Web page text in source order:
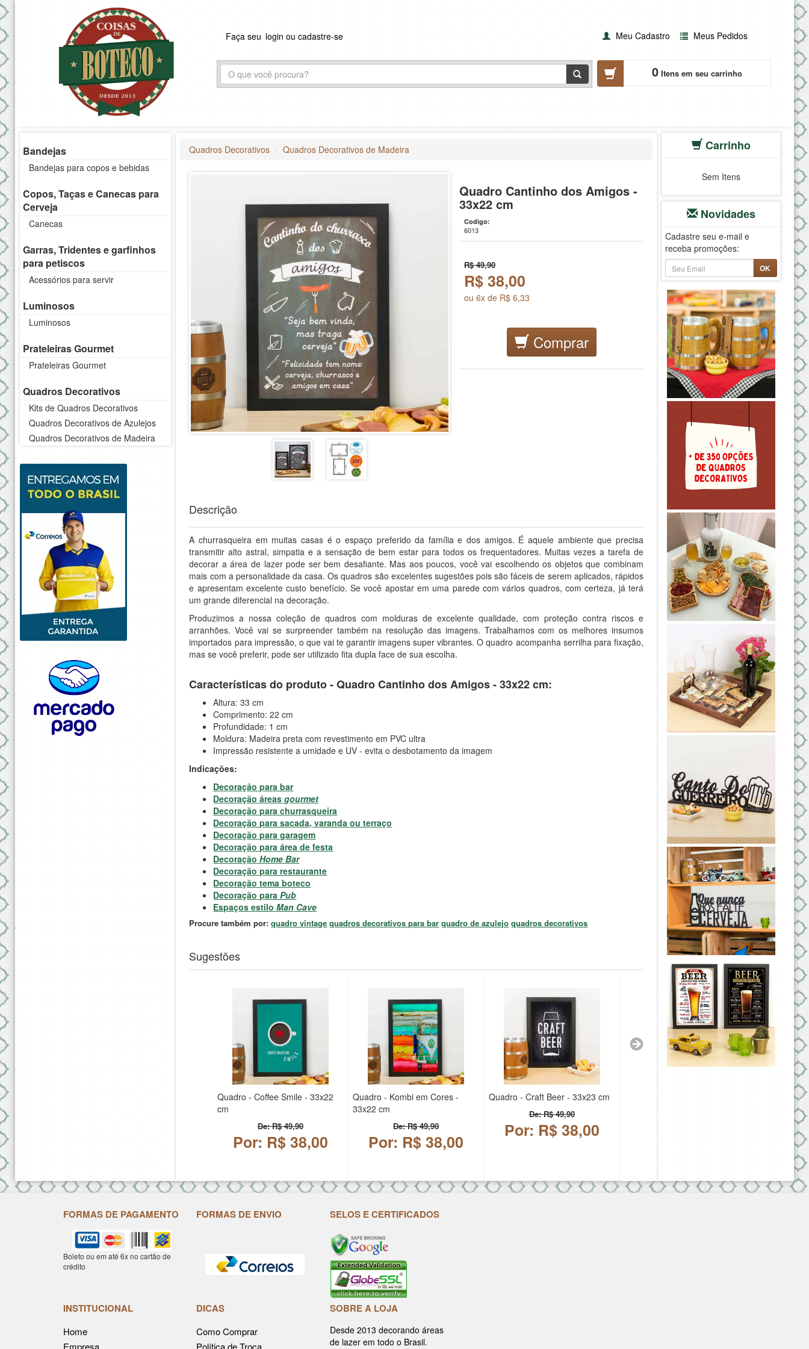
Faça seu login ou cadastre-se Meu Cadastro Meus Pedidos
0 Itens em seu carrinho
Bandejas
Bandejas para copos e bebidas
Copos, Taças e Canecas para
Cerveja
Canecas
Garras, Tridentes e garfinhos
para petiscos
Acessórios para servir
Luminosos
Luminosos
Prateleiras Gourmet
Prateleiras Gourmet
Quadros Decorativos
Kits de Quadros Decorativos
Quadros Decorativos de Azulejos
Quadros Decorativos de Madeira
Quadros Decorativos Quadros Decorativos de Madeira
Quadro Cantinho dos Amigos -
33x22 cm
Codigo:
6013
R$ 49,90
R$ 38,00
ou 6x de R$ 6,33
Comprar
Descrição
A churrasqueira em muitas casas é o espaço preferido da família e dos amigos. É aquele ambiente que precisa
transmitir alto astral, simpatia e a sensação de bem estar para todos os frequentadores. Muitas vezes a tarefa de
decorar a área de lazer pode ser bem desafiante. Mas aos poucos, você vai escolhendo os objetos que combinam
mais com a personalidade da casa. Os quadros são excelentes sugestões pois são fáceis de serem aplicados, rápidos
e apresentam excelente custo benefício. Se você apostar em uma parede com vários quadros, com certeza, já terá
um grande diferencial na decoração.
Produzimos a nossa coleção de quadros com molduras de excelente qualidade, com proteção contra riscos e
arranhões. Você vai se surpreender também na resolução das imagens. Trabalhamos com os melhores insumos
importados para impressão, o que vai te garantir imagens super vibrantes. O quadro acompanha serrilha para fixação,
mas se você preferir, pode ser utilizado fita dupla face de sua escolha.
Características do produto - Quadro Cantinho dos Amigos - 33x22 cm:
Altura: 33 cm
Comprimento: 22 cm
Profundidade: 1 cm
Moldura: Madeira preta com revestimento em PVC ultra
Impressão resistente a umidade e UV - evita o desbotamento da imagem
Indicações:
Decoração para bar
Decoração áreas gourmet
Decoração para churrasqueira
Decoração para sacada, varanda ou terraço
Decoração para garagem
Decoração para área de festa
Decoração Home Bar
Decoração para restaurante
Decoração tema boteco
Decoração paraPub
Espaços estiloMan Cave
Procure também por: quadro vintage quadros decorativos para bar quadro de azulejo quadros decorativos
Sugestões
Quadro - Coffee Smile - 33x22
cm
De: R$ 49,90
Por: R$ 38,00
Quadro - Kombi em Cores -
33x22 cm
De: R$ 49,90
Por: R$ 38,00
Quadro - Craft Beer - 33x23 cm
De: R$ 49,90
Por: R$ 38,00
Carrinho
Sem Itens
Novidades
Cadastre seu e-mail e
receba promoções:
OK
FORMAS DE PAGAMENTO
Boleto ou em até 6x no cartão de
crédito
FORMAS DE ENVIO SELOS E CERTIFICADOS
INSTITUCIONAL
Home
Empresa
DICAS
Como Comprar
Política de Troca
SOBRE A LOJA
Desde 2013 decorando áreas
de lazer em todo o Brasil.